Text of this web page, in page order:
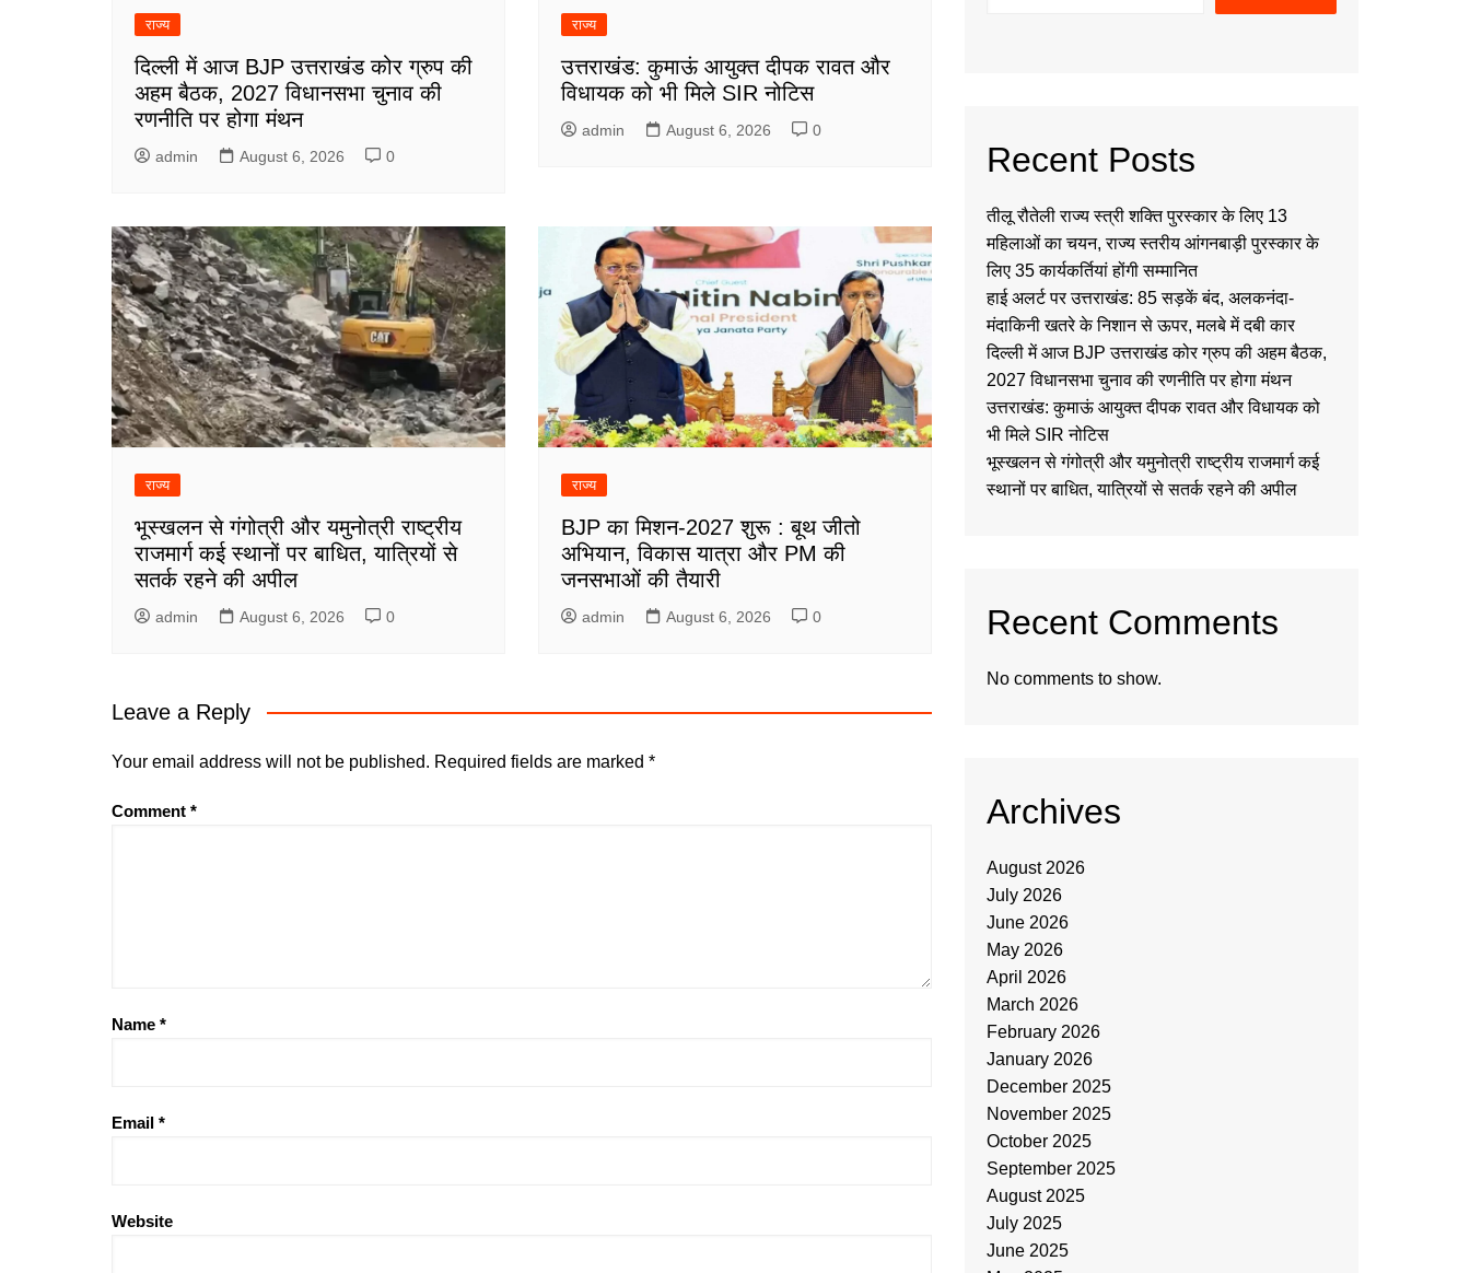
राज्य
दिल्ली में आज BJP उत्तराखंड कोर ग्रुप की
अहम बैठक, 2027 विधानसभा चुनाव की
रणनीति पर होगा मंथन
admin August 6, 2026 0
राज्य
उत्तराखंड: कुमाऊं आयुक्त दीपक रावत और
विधायक को भी मिले SIR नोटिस
admin August 6, 2026 0
राज्य
भूस्खलन से गंगोत्री और यमुनोत्री राष्ट्रीय
राजमार्ग कई स्थानों पर बाधित, यात्रियों से
सतर्क रहने की अपील
admin August 6, 2026 0
राज्य
BJP का मिशन-2027 शुरू : बूथ जीतो
अभियान, विकास यात्रा और PM की
जनसभाओं की तैयारी
admin August 6, 2026 0
Leave a Reply
Your email address will not be published. Required fields are marked *
Comment *
Name *
Email *
Website
Recent Posts
तीलू रौतेली राज्य स्त्री शक्ति पुरस्कार के लिए 13
महिलाओं का चयन, राज्य स्तरीय आंगनबाड़ी पुरस्कार के
लिए 35 कार्यकर्तियां होंगी सम्मानित
हाई अलर्ट पर उत्तराखंड: 85 सड़कें बंद, अलकनंदा-
मंदाकिनी खतरे के निशान से ऊपर, मलबे में दबी कार
दिल्ली में आज BJP उत्तराखंड कोर ग्रुप की अहम बैठक,
2027 विधानसभा चुनाव की रणनीति पर होगा मंथन
उत्तराखंड: कुमाऊं आयुक्त दीपक रावत और विधायक को
भी मिले SIR नोटिस
भूस्खलन से गंगोत्री और यमुनोत्री राष्ट्रीय राजमार्ग कई
स्थानों पर बाधित, यात्रियों से सतर्क रहने की अपील
Recent Comments
No comments to show.
Archives
August 2026
July 2026
June 2026
May 2026
April 2026
March 2026
February 2026
January 2026
December 2025
November 2025
October 2025
September 2025
August 2025
July 2025
June 2025